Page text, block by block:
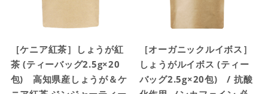
［ケニア紅茶］しょうが紅
茶 (ティーバッグ2.5g×20
包) 高知県産しょうが＆ケ
［オーガニックルイボス］
しょうがルイボス (ティー
バッグ2.5g×20包) / 抗酸